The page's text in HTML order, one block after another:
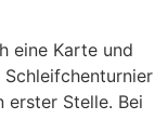
eine Karte und
erster Stelle. Bei